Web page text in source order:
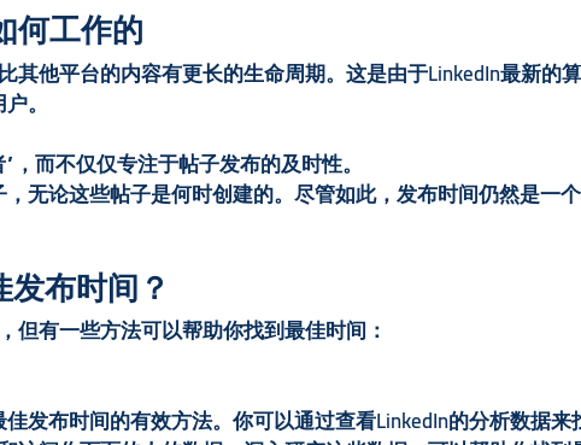
何工作的
其他平台的内容有更长的生命周期。这是由于LinkedIn最新的
。
而不仅仅专注于帖子发布的及时性。
无论这些帖子是何时创建的。尽管如此，发布时间仍然是一
布时间？
但有一些方法可以帮助你找到最佳时间：
发布时间的有效方法。你可以通过查看LinkedIn的分析数据来